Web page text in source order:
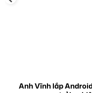
Anh Vĩnh lắp